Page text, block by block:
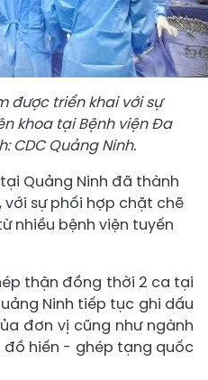
được triển khai với sự
khoa tại Bệnh viện Đa
CDC Quảng Ninh.
Quảng Ninh đã thành
sự phối hợp chặt chẽ
nhiều bệnh viện tuyến
thận đồng thời 2 ca tại
Ninh tiếp tục ghi dấu
đơn vị cũng như ngành
đồ hiến - ghép tạng quốc